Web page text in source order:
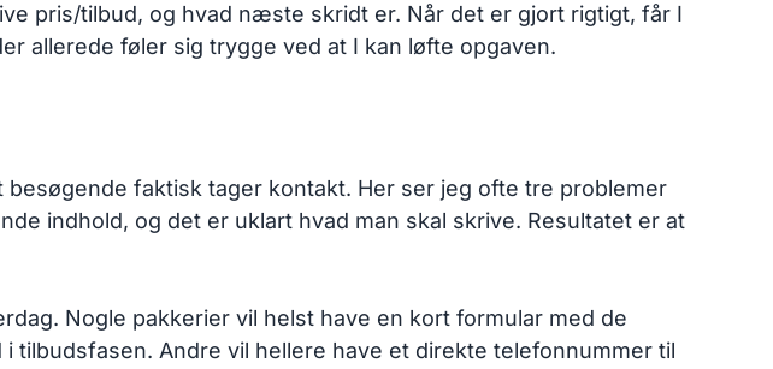
pris/tilbud, og hvad næste skridt er. Når det er gjort rigtigt, får I
allerede føler sig trygge ved at I kan løfte opgaven.
faktisk tager kontakt. Her ser jeg ofte tre problemer
indhold, og det er uklart hvad man skal skrive. Resultatet er at
Nogle pakkerier vil helst have en kort formular med de
tilbudsfasen. Andre vil hellere have et direkte telefonnummer til